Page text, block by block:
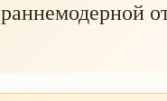
раннемодерной